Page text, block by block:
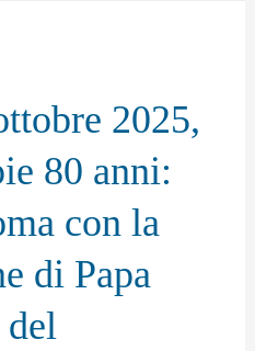
2025,
80 anni:
con la
di Papa